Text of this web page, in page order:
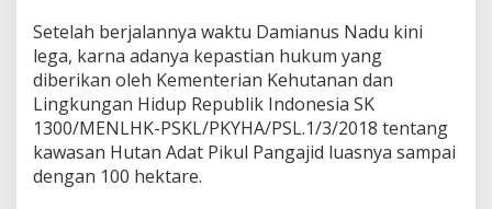
Setelah berjalannya waktu Damianus Nadu kini
lega, karna adanya kepastian hukum yang
diberikan oleh Kementerian Kehutanan dan
Lingkungan Hidup Republik Indonesia SK
1300/MENLHK-PSKL/PKYHA/PSL.1/3/2018 tentang
kawasan Hutan Adat Pikul Pangajid luasnya sampai
dengan 100 hektare.